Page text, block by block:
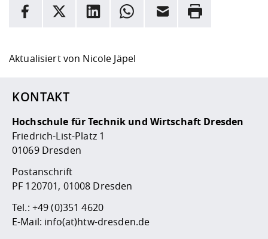
Hier stehen weitere Informationen und ein Link zur
Facebook
X LinkedInWhatsappE-Mail Drucken
Aktualisiert von Nicole Jäpel
KONTAKT
Hochschule für Technik und Wirtschaft Dresden
Friedrich-List-Platz 1
01069 Dresden
Postanschrift
PF 120701, 01008 Dresden
Tel.: +49 (0)351 4620
E-Mail: info(at)htw-dresden.de